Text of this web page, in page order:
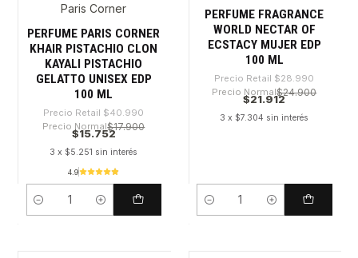
Paris Corner
PERFUME PARIS CORNER
KHAIR PISTACHIO CLON
KAYALI PISTACHIO
GELATTO UNISEX EDP
100 ML
Precio Retail $40.990
Precio Normal$17.900
$15.752
3 x $5.251 sin interés
4.9
Cantidad
PERFUME FRAGRANCE
WORLD NECTAR OF
ECSTACY MUJER EDP
100 ML
Precio Retail $28.990
Precio Normal$24.900
$21.912
3 x $7.304 sin interés
Cantidad